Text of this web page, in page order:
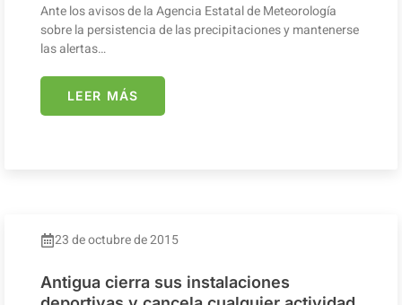
Ante los avisos de la Agencia Estatal de Meteorología
sobre la persistencia de las precipitaciones y mantenerse
las alertas…
LEER MÁS
23 de octubre de 2015
Antigua cierra sus instalaciones